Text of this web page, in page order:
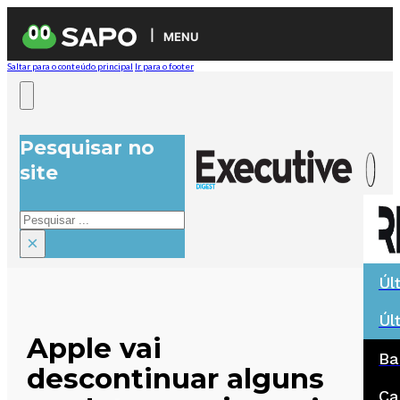
MENU
Saltar para o conteúdo principal Ir para o footer
Pesquisar no
site
Pesquisar
×
Apple vai
descontinuar alguns